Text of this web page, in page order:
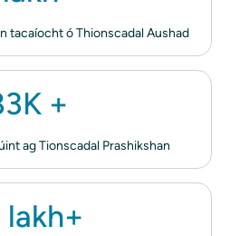
tacaíocht ó Thionscadal Aushad
+
ag Tionscadal Prashikshan
lakh+